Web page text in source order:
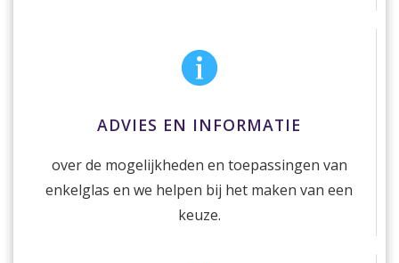
ADVIES EN INFORMATIE
over de mogelijkheden en toepassingen van
enkelglas en we helpen bij het maken van een
keuze.